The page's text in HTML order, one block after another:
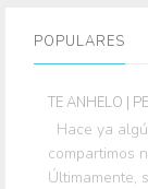
POPULARES
TE ANHELO |
Hace ya
compartimos
Últimamente,